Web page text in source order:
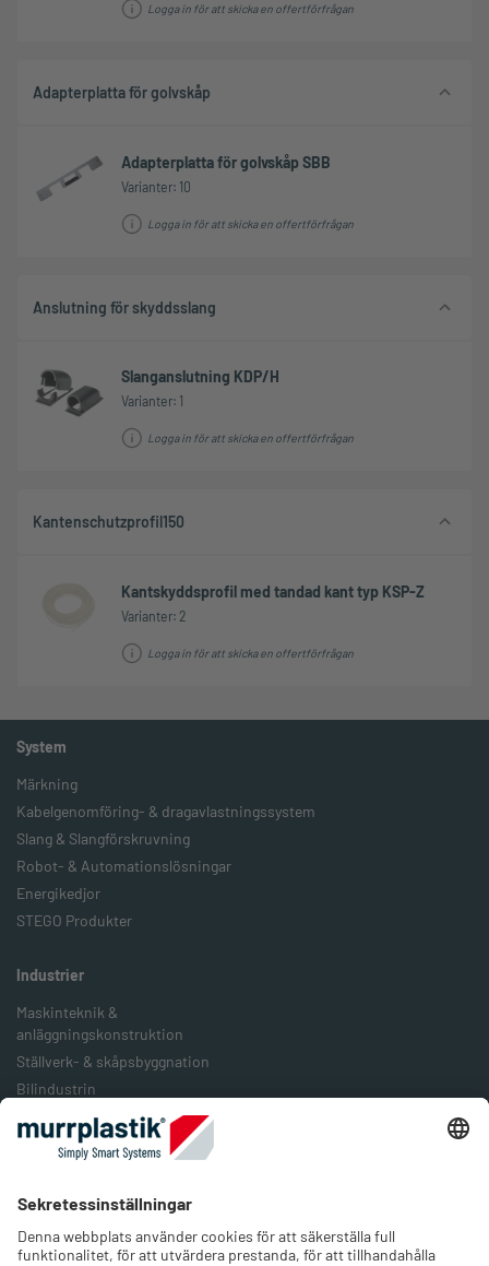
Logga in för att skicka en offertförfrågan
Adapterplatta för golvskåp
Adapterplatta för golvskåp SBB
Varianter: 10
Logga in för att skicka en offertförfrågan
Anslutning för skyddsslang
Slanganslutning KDP/H
Varianter: 1
Logga in för att skicka en offertförfrågan
Kantenschutzprofil150
Kantskyddsprofil med tandad kant typ KSP-Z
Varianter: 2
Logga in för att skicka en offertförfrågan
System
Märkning
Kabelgenomföring- & dragavlastningssystem
Slang & Slangförskruvning
Robot- & Automationslösningar
Energikedjor
STEGO Produkter
Industrier
Maskinteknik &
anläggningskonstruktion
Ställverk- & skåpsbyggnation
Bilindustrin
Järnväg & järnvägstransport
Livsmedelsindustrin
Förnybar energi
Företaget